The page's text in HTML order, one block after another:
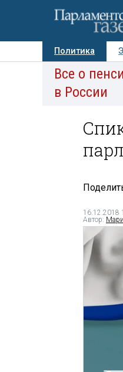
Политика
Авторы
Все о
в России
16.12.2018
Автор: